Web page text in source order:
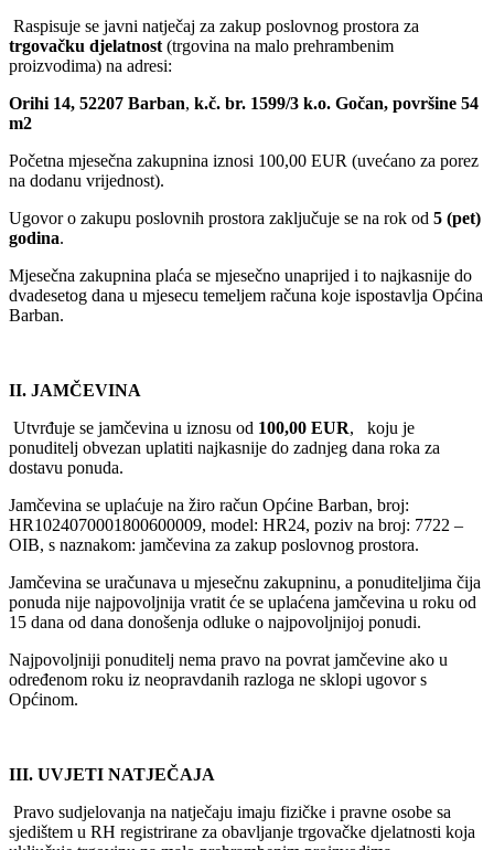
Raspisuje se javni natječaj za zakup poslovnog prostora za
trgovačku djelatnost (trgovina na malo prehrambenim
proizvodima) na adresi:
Orihi 14, 52207 Barban, k.č. br. 1599/3 k.o. Gočan, površine 54
m2
Početna mjesečna zakupnina iznosi 100,00 EUR (uvećano za porez
na dodanu vrijednost).
Ugovor o zakupu poslovnih prostora zaključuje se na rok od 5 (pet)
godina.
Mjesečna zakupnina plaća se mjesečno unaprijed i to najkasnije do
dvadesetog dana u mjesecu temeljem računa koje ispostavlja Općina
Barban.
II. JAMČEVINA
Utvrđuje se jamčevina u iznosu od 100,00 EUR,
koju je
ponuditelj obvezan uplatiti najkasnije do zadnjeg dana roka za
dostavu ponuda.
Jamčevina se uplaćuje na žiro račun Općine Barban, broj:
HR1024070001800600009, model: HR24, poziv na broj: 7722 –
OIB, s naznakom: jamčevina za zakup poslovnog prostora.
Jamčevina se uračunava u mjesečnu zakupninu, a ponuditeljima čija
ponuda nije najpovoljnija vratit će se uplaćena jamčevina u roku od
15 dana od dana donošenja odluke o najpovoljnijoj ponudi.
Najpovoljniji ponuditelj nema pravo na povrat jamčevine ako u
određenom roku iz neopravdanih razloga ne sklopi ugovor s
Općinom.
III. UVJETI NATJEČAJA
Pravo sudjelovanja na natječaju imaju fizičke i pravne osobe sa
sjedištem u RH registrirane za obavljanje trgovačke djelatnosti koja